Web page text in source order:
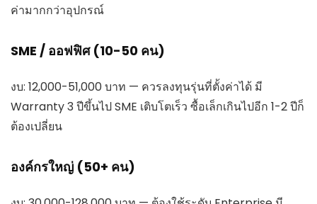
ค่ามากกว่าอุปกรณ์
SME / ออฟฟิศ (10-50 คน)
งบ: 12,000-51,000 บาท — ควรลงทุนรุ่นที่ตั้งค่าได้ มี
Warranty 3 ปีขึ้นไป SME เติบโตเร็ว ซื้อเล็กเกินไปอีก 1-2 ปีก็
ต้องเปลี่ยน
องค์กรใหญ่ (50+ คน)